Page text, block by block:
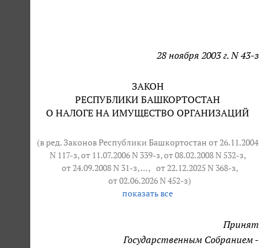
28 ноября 2003 г. N 43-з
ЗАКОН
РЕСПУБЛИКИ БАШКОРТОСТАН
О НАЛОГЕ НА ИМУЩЕСТВО ОРГАНИЗАЦИЙ
(в ред. Законов Республики Башкортостан от 26.11.2004
N 117-з, от 11.07.2006 N 339-з, от 08.02.2008 N 532-з,
от 24.09.2008 N 31-з, … , от 22.12.2025 N 368-з,
от 02.06.2026 N 452-з)
показать все
Принят
Государственным Собранием -